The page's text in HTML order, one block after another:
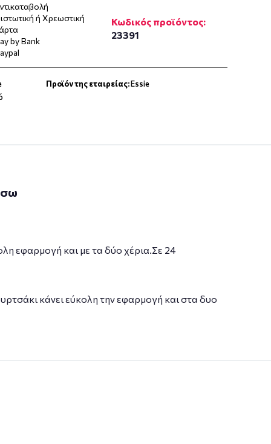
ή Χρεωστική
by Bank
Κωδικός προϊόντος:
23391
Προϊόν της εταιρείας:Essie
εφαρμογή και με τα δύο χέρια.Σε 24
κάνει εύκολη την εφαρμογή και στα δυο